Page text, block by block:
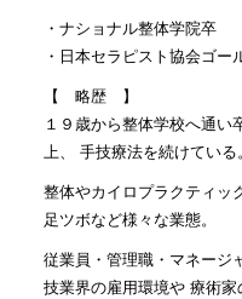
・ナショナル整体学院卒
・日本セラピスト協会ゴー
【 略歴 】
１９歳から整体学校へ通
上、 手技療法を続けている。
整体やカイロプラクティッ
足ツボなど様々な業態。
従業員・管理職・マネージ
技業界の雇用環境や 療術